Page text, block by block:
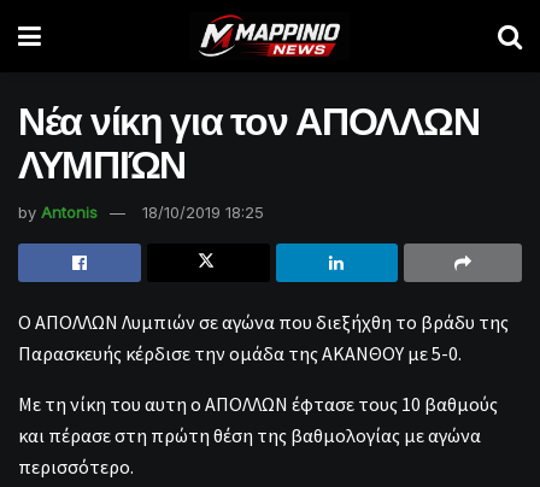
Νέα νίκη για τον ΑΠΟΛΛΩΝ
ΛΥΜΠΙΏΝ
by Antonis 18/10/2019 18:25
Ο ΑΠΟΛΛΩΝ Λυμπιών σε αγώνα που διεξήχθη το βράδυ της
Παρασκευής κέρδισε την ομάδα της ΑΚΑΝΘΟΥ με 5-0.
Με τη νίκη του αυτη ο ΑΠΟΛΛΩΝ έφτασε τους 10 βαθμούς
και πέρασε στη πρώτη θέση της βαθμολογίας με αγώνα
περισσότερο.